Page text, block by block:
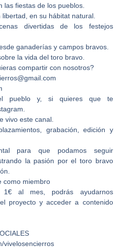
las fiestas de los pueblos.
en su hábitat natural.
divertidas de los festejos
ganaderías y campos bravos.
la vida del toro bravo.
compartir con nosotros?
pueblo y, si quieres que te
vivo este canal.
grabación, edición y
para que podamos seguir
la pasión por el toro bravo
como miembro
al mes, podrás ayudarnos
proyecto y acceder a contenido
vivelosencierros